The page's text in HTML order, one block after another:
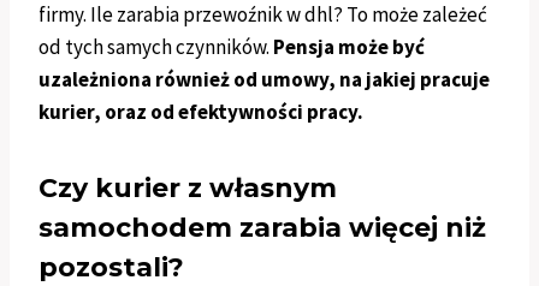
firmy. Ile zarabia przewoźnik w dhl? To może zależeć
od tych samych czynników. Pensja może być
uzależniona również od umowy, na jakiej pracuje
kurier, oraz od efektywności pracy.
Czy kurier z własnym
samochodem zarabia więcej niż
pozostali?